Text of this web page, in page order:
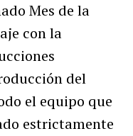
Mes de la
con la
del
el equipo que
estrictamente